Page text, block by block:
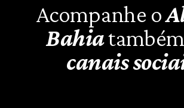
Acompanhe o
Bahia
canais